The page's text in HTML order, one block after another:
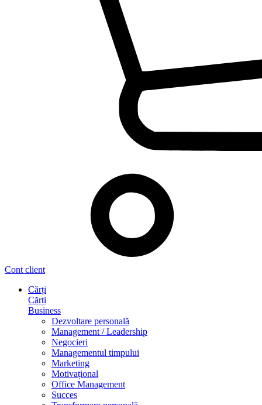
Cont client
Cărți
Cărți
Business
Dezvoltare personală
Management / Leadership
Negocieri
Managementul timpului
Marketing
Motivațional
Office Management
Succes